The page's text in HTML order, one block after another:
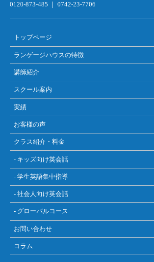
0120-873-485 ｜ 0742-23-7706
トップページ
ランゲージハウスの特徴
講師紹介
スクール案内
実績
お客様の声
クラス紹介・料金
- キッズ向け英会話
- 学生英語集中指導
- 社会人向け英会話
- グローバルコース
お問い合わせ
コラム